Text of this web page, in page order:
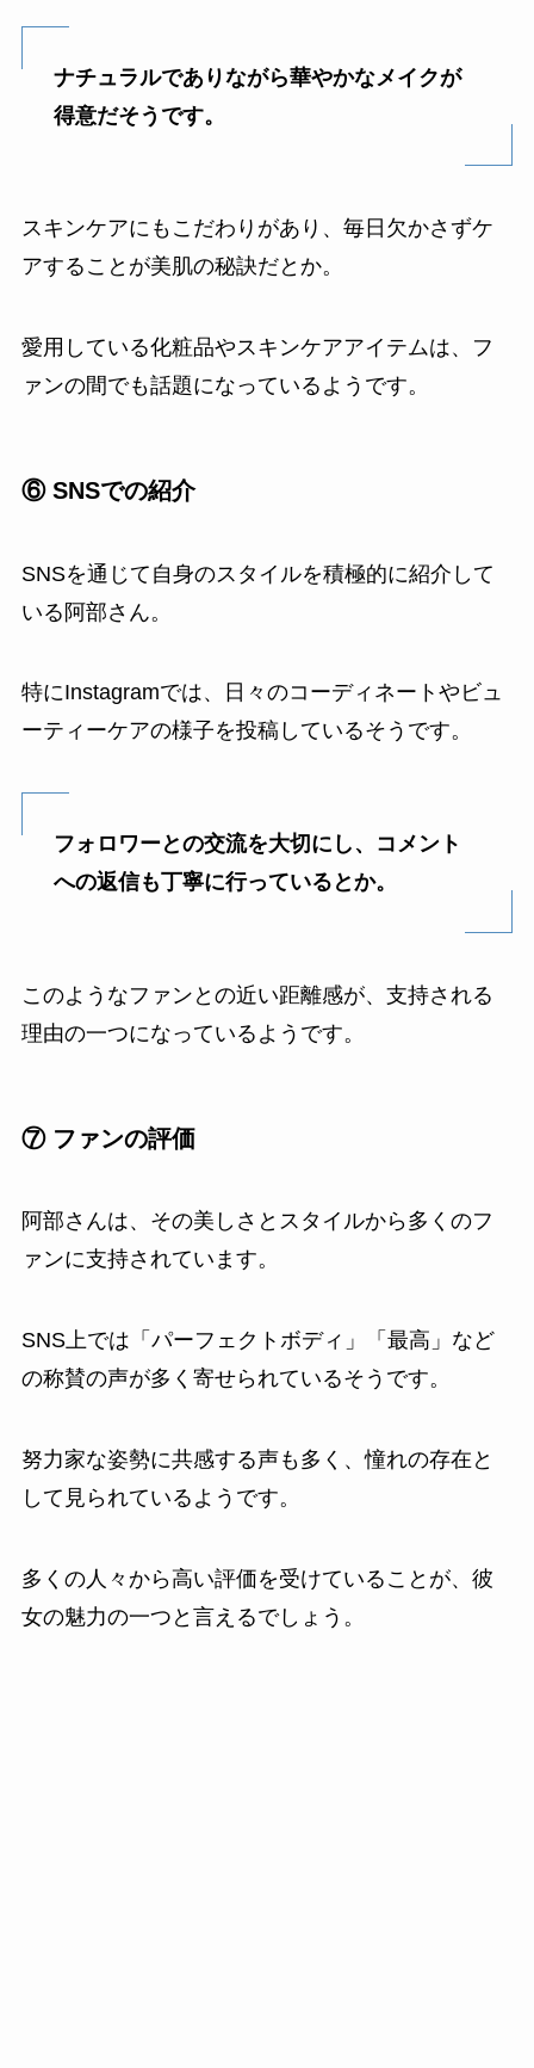
ナチュラルでありながら華やかなメイクが
得意だそうです。
スキンケアにもこだわりがあり、毎日欠かさずケ
アすることが美肌の秘訣だとか。
愛用している化粧品やスキンケアアイテムは、フ
ァンの間でも話題になっているようです。
⑥ SNSでの紹介
SNSを通じて自身のスタイルを積極的に紹介して
いる阿部さん。
特にInstagramでは、日々のコーディネートやビュ
ーティーケアの様子を投稿しているそうです。
フォロワーとの交流を大切にし、コメント
への返信も丁寧に行っているとか。
このようなファンとの近い距離感が、支持される
理由の一つになっているようです。
⑦ ファンの評価
阿部さんは、その美しさとスタイルから多くのフ
ァンに支持されています。
SNS上では「パーフェクトボディ」「最高」など
の称賛の声が多く寄せられているそうです。
努力家な姿勢に共感する声も多く、憧れの存在と
して見られているようです。
多くの人々から高い評価を受けていることが、彼
女の魅力の一つと言えるでしょう。